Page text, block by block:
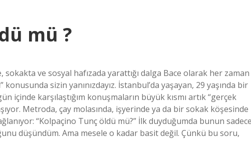
mü ?
ve sosyal hafızada yarattığı dalga Bace olarak her zaman
sizin yanınızdayız. İstanbul’da yaşayan, 29 yaşında bir
karşılaştığım konuşmaların büyük kısmı artık “gerçek
Metroda, çay molasında, işyerinde ya da bir sokak köşesinde
“Kolpaçino Tunç öldü mü?” İlk duyduğumda bunun sadece
düşündüm. Ama mesele o kadar basit değil. Çünkü bu soru,